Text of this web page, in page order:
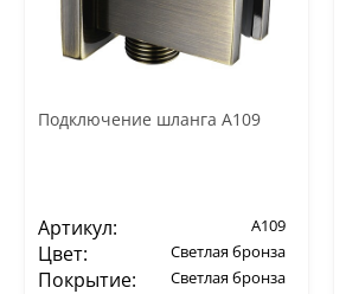
Подключение шланга A109
Артикул: A109
Цвет: Светлая бронза
Покрытие: Светлая бронза